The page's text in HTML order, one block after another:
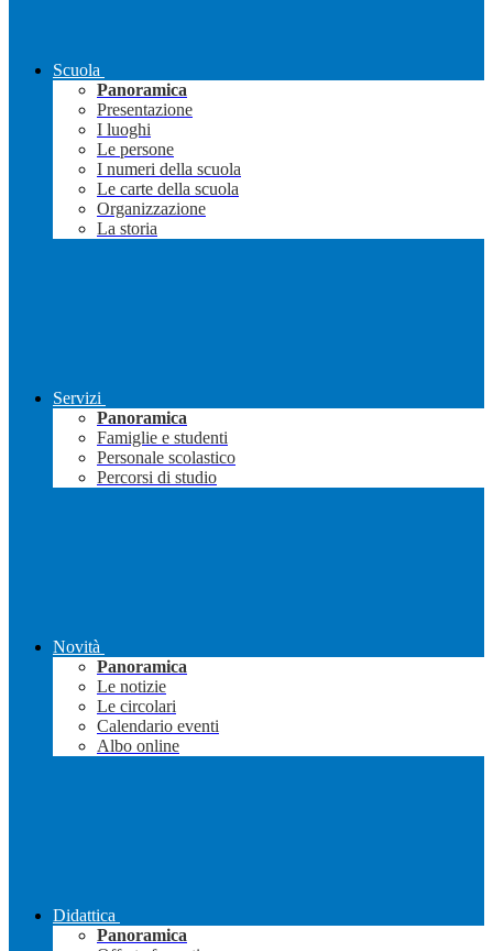
Scuola
Panoramica
Presentazione
I luoghi
Le persone
I numeri della scuola
Le carte della scuola
Organizzazione
La storia
Servizi
Panoramica
Famiglie e studenti
Personale scolastico
Percorsi di studio
Novità
Panoramica
Le notizie
Le circolari
Calendario eventi
Albo online
Didattica
Panoramica